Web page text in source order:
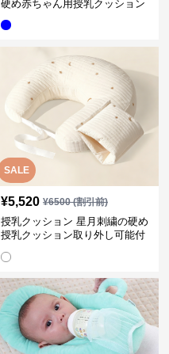
硬め赤ちゃん用授乳クッション
SALE
¥5,520 ¥6500(割引前)
授乳クッション 星月刺繍の硬め
授乳クッション取り外し可能付